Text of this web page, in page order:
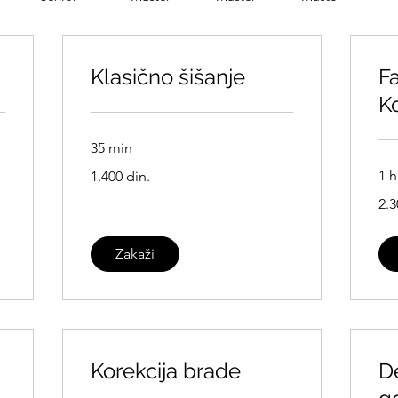
Klasično šišanje
35 min
srpskih
1.400 din.
Zakaži
1
Korekcija brade